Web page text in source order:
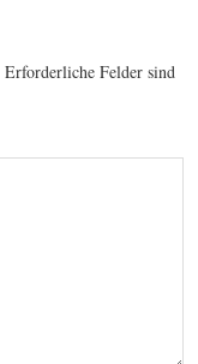
Erforderliche Felder sind